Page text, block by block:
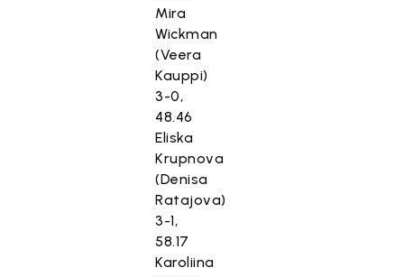
Mira
Wickman
(Veera
Kauppi)
3-0,
48.46
Eliska
Krupnova
(Denisa
Ratajova)
3-1,
58.17
Karoliina